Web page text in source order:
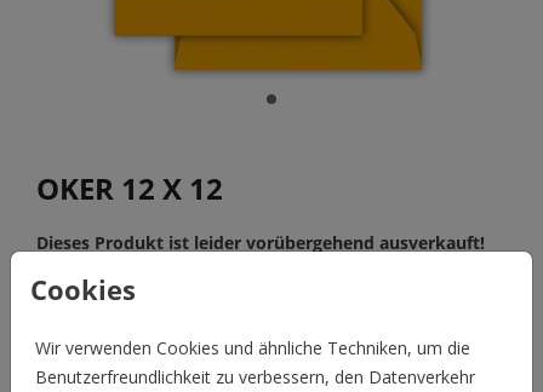
Cookies
Wir verwenden Cookies und ähnliche Techniken, um die
Benutzerfreundlichkeit zu verbessern, den Datenverkehr
OKER 12 X 12
Dieses Produkt ist leider vorübergehend ausverkauft!
Wenn du Fragen hast, nimm bitte Kontakt mit uns auf.
BESCHREIBUNG
oker 12 x 12